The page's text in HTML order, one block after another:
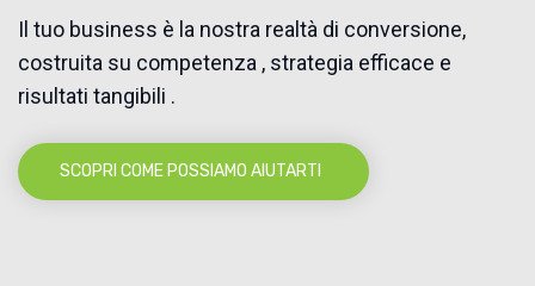
Il tuo business è la nostra realtà di conversione,
costruita su competenza , strategia efficace e
risultati tangibili .
SCOPRI COME POSSIAMO AIUTARTI